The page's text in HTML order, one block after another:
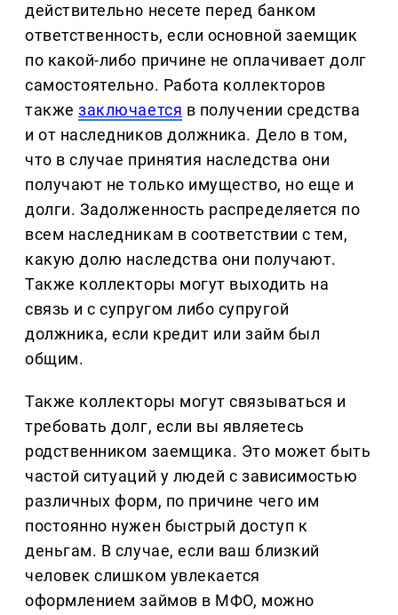
действительно несете перед банком
ответственность, если основной заемщик
по какой-либо причине не оплачивает долг
самостоятельно. Работа коллекторов
такжезаключается в получении средства
и от наследников должника. Дело в том,
что в случае принятия наследства они
получают не только имущество, но еще и
долги. Задолженность распределяется по
всем наследникам в соответствии с тем,
какую долю наследства они получают.
Также коллекторы могут выходить на
связь и с супругом либо супругой
должника, если кредит или займ был
общим.
Также коллекторы могут связываться и
требовать долг, если вы являетесь
родственником заемщика. Это может быть
частой ситуаций у людей с зависимостью
различных форм, по причине чего им
постоянно нужен быстрый доступ к
деньгам. В случае, если ваш близкий
человек слишком увлекается
оформлением займов в МФО, можно